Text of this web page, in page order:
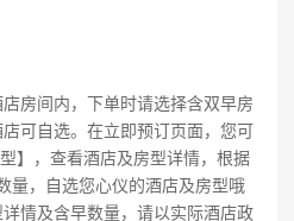
房间内，下单时请选择含双早房
可自选。在立即预订页面，您可
】，查看酒店及房型详情，根据
量，自选您心仪的酒店及房型哦
情及含早数量，请以实际酒店政